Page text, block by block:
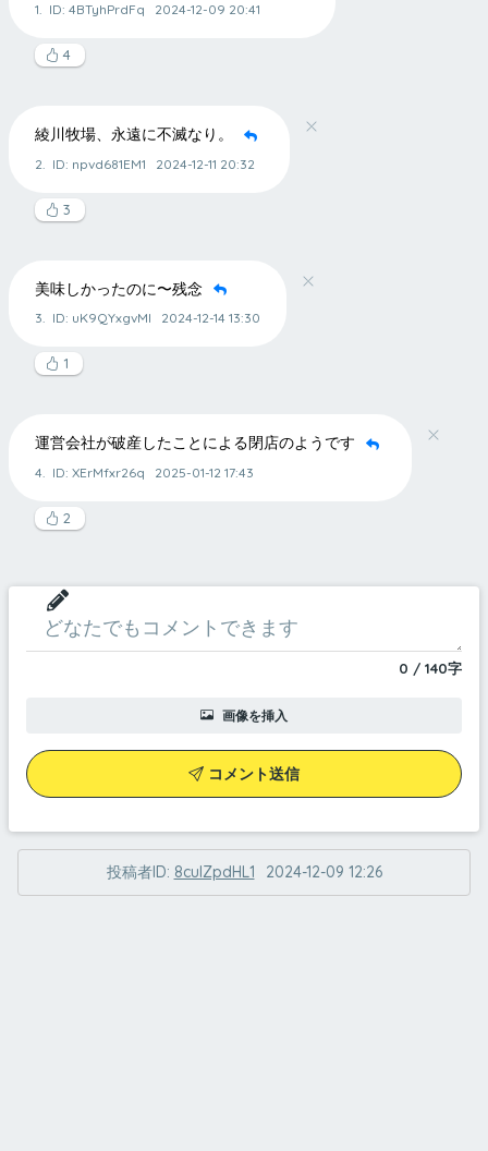
1. ID: 4BTyhPrdFq 2024-12-09 20:41
4
綾川牧場、永遠に不滅なり。
2. ID: npvd681EM1 2024-12-11 20:32
3
美味しかったのに〜残念
3. ID: uK9QYxgvMI 2024-12-14 13:30
1
運営会社が破産したことによる閉店のようです
4. ID: XErMfxr26q 2025-01-12 17:43
2
0 / 140字
画像を挿入
コメント送信
投稿者ID: 8culZpdHL1 2024-12-09 12:26